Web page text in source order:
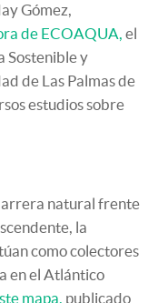
Gómez,
de ECOAQUA, el
Sostenible y
de Las Palmas de
estudios sobre
natural frente
la
como colectores
en el Atlántico
mapa, publicado